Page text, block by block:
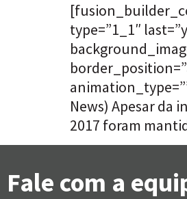
type=”1_1″
News) Apesar da
2017 foram
Fale com a